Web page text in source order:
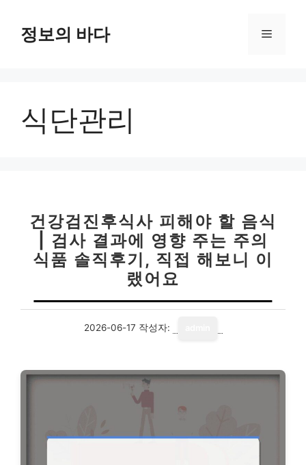
정보의 바다 메
식단관리
건강검진후식사 피해야 할 음식
| 검사 결과에 영향 주는 주의
식품 솔직후기, 직접 해보니 이
랬어요
2026-06-17 작성자: